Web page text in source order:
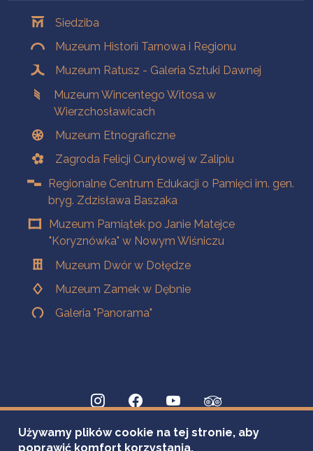
Siedziba
Muzeum Historii Tarnowa i Regionu
Muzeum Ratusz - Galeria Sztuki Dawnej
Muzeum Wincentego Witosa w
Wierzchosławicach
Muzeum Etnograficzne
Zagroda Felicji Curyłowej w Zalipiu
Regionalne Centrum Edukacji o Pamięci im. gen.
bryg. Zdzisława Baszaka
Muzeum Pamiątek po Janie Matejce
"Koryznówka" w Nowym Wiśniczu
Muzeum Dwór w Dołędze
Muzeum Zamek w Dębnie
Galeria "Panorama"
Używamy plików cookie na tej stronie, aby
poprawić komfort korzystania.